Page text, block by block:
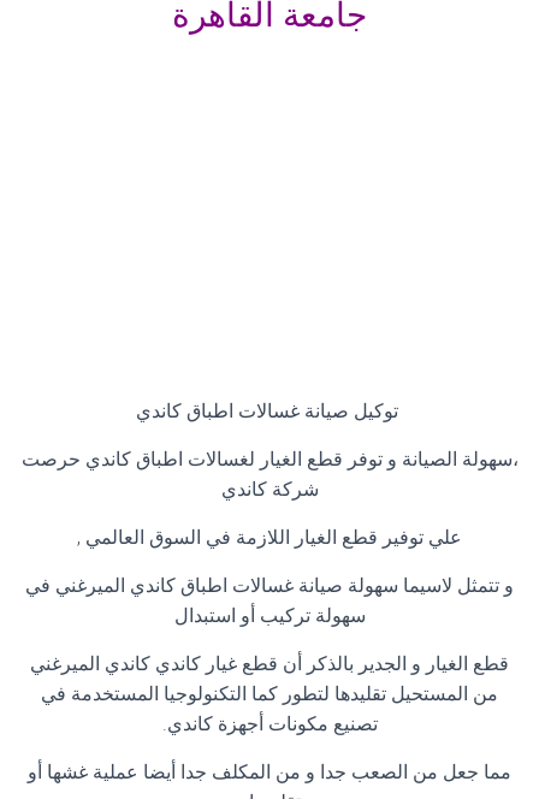
جامعة القاهرة
توكيل صيانة غسالات اطباق كاندي
،سهولة الصيانة و توفر قطع الغيار لغسالات اطباق كاندي حرصت
شركة كاندي
علي توفير قطع الغيار اللازمة في السوق العالمي ,
و تتمثل لاسيما سهولة صيانة غسالات اطباق كاندي الميرغني في
سهولة تركيب أو استبدال
قطع الغيار و الجدير بالذكر أن قطع غيار كاندي كاندي الميرغني
من المستحيل تقليدها لتطور كما التكنولوجيا المستخدمة في
تصنيع مكونات أجهزة كاندي.
مما جعل من الصعب جدا و من المكلف جدا أيضا عملية غشها أو